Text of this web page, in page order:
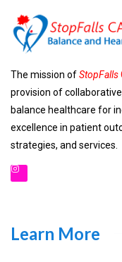
The mission ofStopFalls
provision of
balance healthcare for
excellence in patient
strategies, and services.
Learn More